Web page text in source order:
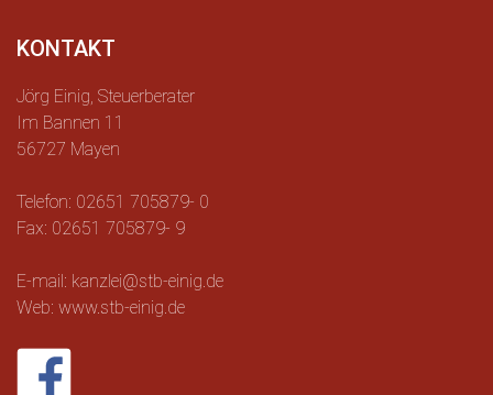
KONTAKT
Jörg Einig, Steuerberater
Im Bannen 11
56727 Mayen
Telefon: 02651 705879- 0
Fax: 02651 705879- 9
E-mail: kanzlei@stb-einig.de
Web: www.stb-einig.de